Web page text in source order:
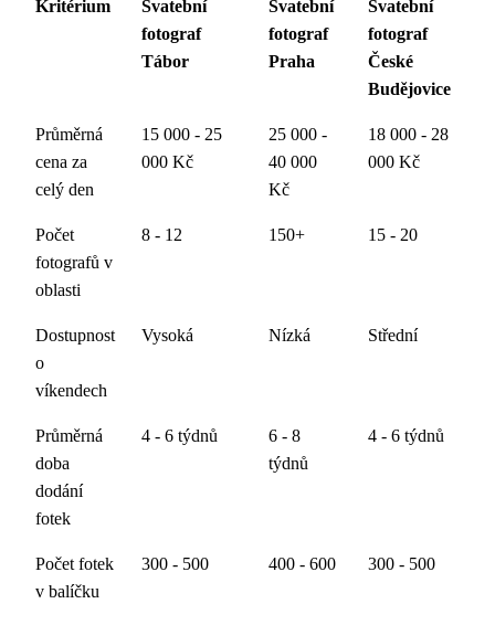
Kritérium
Svatební
fotograf
Tábor
Svatební
fotograf
Praha
Svatební
fotograf
České
Budějovice
Průměrná
cena za
celý den
15 000 - 25
000 Kč
25 000 -
40 000
Kč
18 000 - 28
000 Kč
Počet
fotografů v
oblasti
8 - 12 150+ 15 - 20
Dostupnost
o
víkendech
Vysoká Nízká Střední
Průměrná
doba
dodání
fotek
4 - 6 týdnů
6 - 8
týdnů
4 - 6 týdnů
Počet fotek
v balíčku
300 - 500 400 - 600 300 - 500